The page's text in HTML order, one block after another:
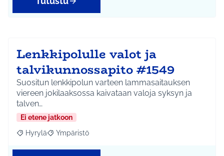
Lenkkipolulle valot ja
talvikunnossapito #1549
Suositun lenkkipolun varteen lammasaitauksen
viereen jokilaaksossa kaivataan valoja syksyn ja
talven…
Ei etene jatkoon
Rajaa tulokset aihepiirin mukaan: Hyrylä
Hyrylä Rajaa tulokset teeman mukaan: Ympäristö
Ympäristö